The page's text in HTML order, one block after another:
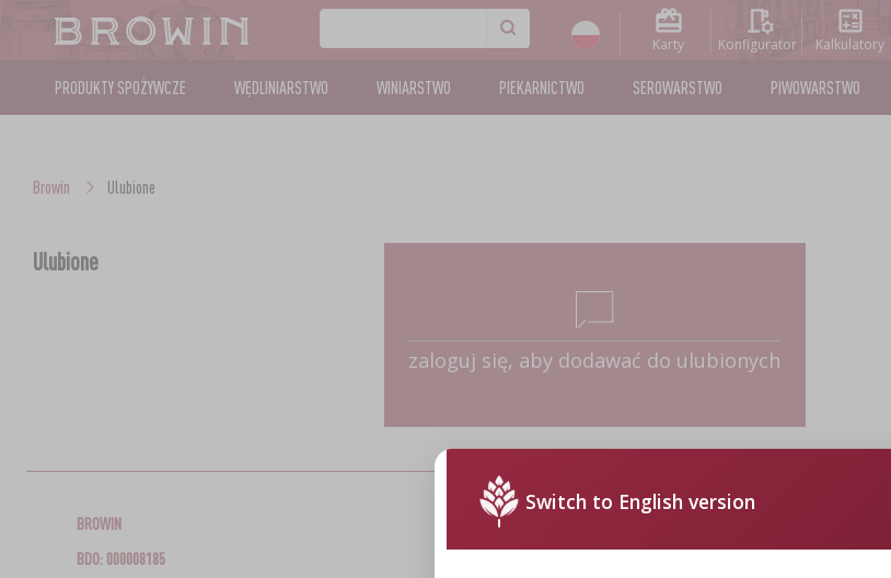
Karty Konfigurator Kalkulatory
PRODUKTY SPOŻYWCZE WĘDLINIARSTWO WINIARSTWO PIEKARNICTWO SEROWARSTWO PIWOWARSTWO
Browin Ulubione
Ulubione
zaloguj się, aby dodawać do ulubionych
Switch to English version
BROWIN
BDO: 000008185